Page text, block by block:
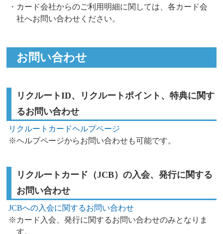
・カード会社からのご利用明細に関しては、各カード会
社へお問い合わせください。
お問い合わせ
リクルートID、リクルートポイント、特典に関す
るお問い合わせ
リクルートカードヘルプページ
※ヘルプページからお問い合わせも可能です。
リクルートカード（JCB）の入会、発行に関する
お問い合わせ
JCBへの入会に関するお問い合わせ
※カード入会、発行に関するお問い合わせのみとなりま
す。